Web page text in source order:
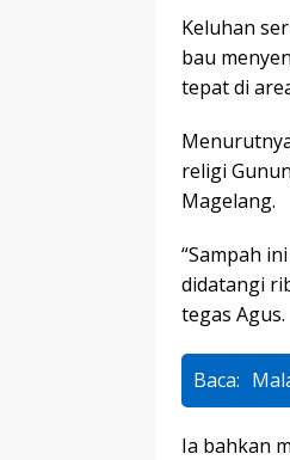
Keluhan
bau
tepat di
religi
Magelang.
“Sampah
didatangi
tegas Agus.
Baca:
Ia bahkan